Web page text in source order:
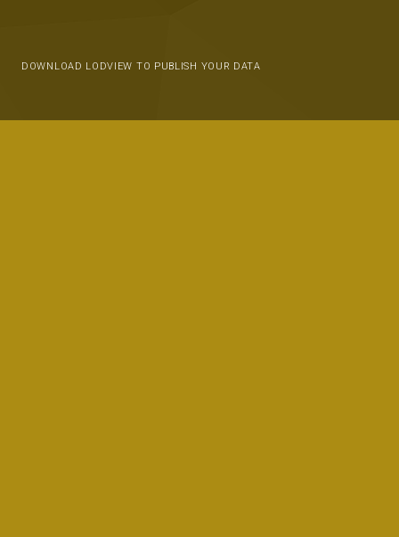
DOWNLOAD LODVIEW TO PUBLISH YOUR DATA